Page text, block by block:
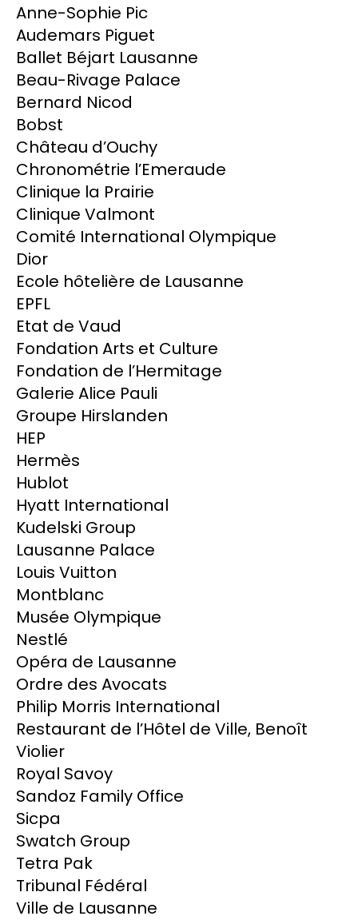
Anne-Sophie Pic
Audemars Piguet
Ballet Béjart Lausanne
Beau-Rivage Palace
Bernard Nicod
Bobst
Château d’Ouchy
Chronométrie l’Emeraude
Clinique la Prairie
Clinique Valmont
Comité International Olympique
Dior
Ecole hôtelière de Lausanne
EPFL
Etat de Vaud
Fondation Arts et Culture
Fondation de l’Hermitage
Galerie Alice Pauli
Groupe Hirslanden
HEP
Hermès
Hublot
Hyatt International
Kudelski Group
Lausanne Palace
Louis Vuitton
Montblanc
Musée Olympique
Nestlé
Opéra de Lausanne
Ordre des Avocats
Philip Morris International
Restaurant de l’Hôtel de Ville, Benoît
Violier
Royal Savoy
Sandoz Family Office
Sicpa
Swatch Group
Tetra Pak
Tribunal Fédéral
Ville de Lausanne